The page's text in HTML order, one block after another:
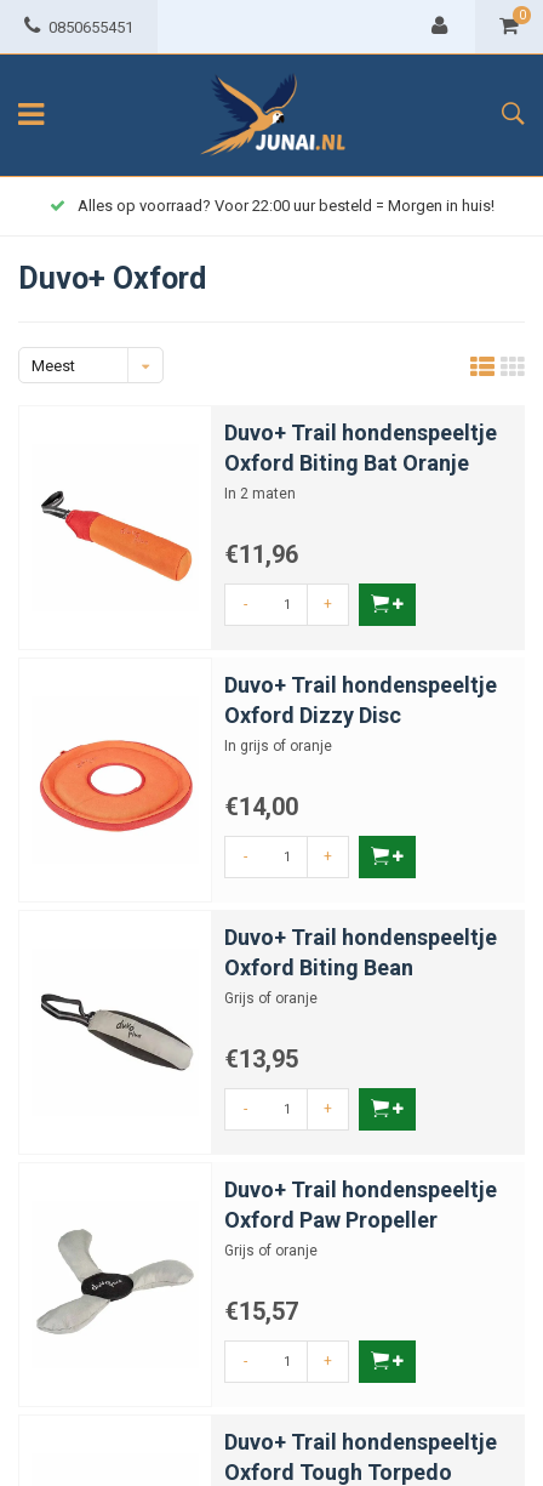
0850655451
0
Alles op voorraad? Voor 22:00 uur besteld = Morgen in huis!
Duvo+ Oxford
Meest
Duvo+ Trail hondenspeeltje
Oxford Biting Bat Oranje
In 2 maten
€11,96
- +
Duvo+ Trail hondenspeeltje
Oxford Dizzy Disc
In grijs of oranje
€14,00
- +
Duvo+ Trail hondenspeeltje
Oxford Biting Bean
Grijs of oranje
€13,95
- +
Duvo+ Trail hondenspeeltje
Oxford Paw Propeller
Grijs of oranje
€15,57
- +
Duvo+ Trail hondenspeeltje
Oxford Tough Torpedo